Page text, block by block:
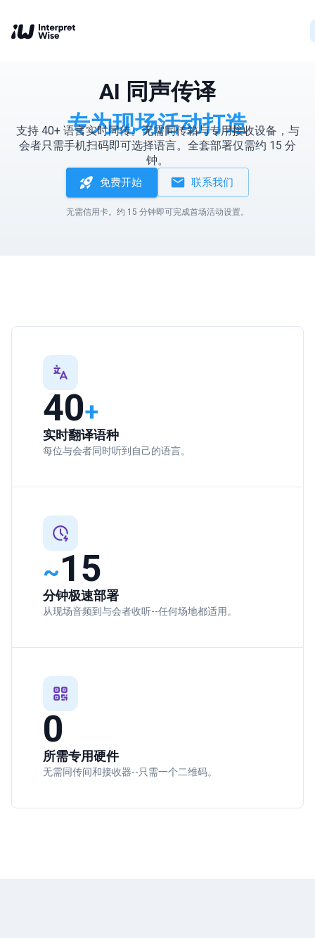
AI 同声传译
专为现场活动打造
支持 40+ 语言实时同传。无需同传箱与专用接收设备，与
会者只需手机扫码即可选择语言。全套部署仅需约 15 分
钟。
免费开始 联系我们
无需信用卡。约 15 分钟即可完成首场活动设置。
40+
实时翻译语种
每位与会者同时听到自己的语言。
~15
分钟极速部署
从现场音频到与会者收听--任何场地都适用。
0
所需专用硬件
无需同传间和接收器--只需一个二维码。